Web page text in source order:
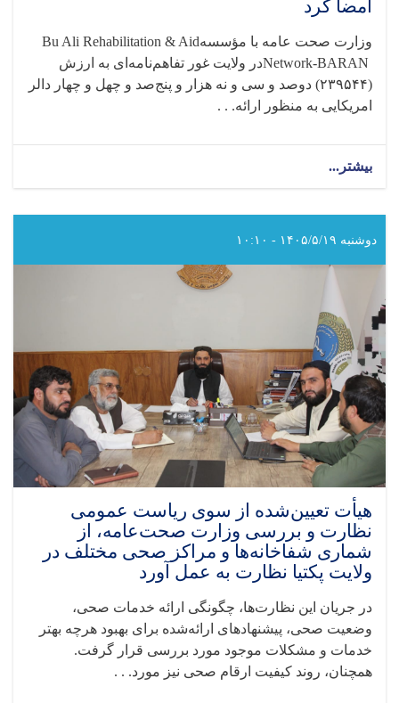
امضا کرد
وزارت صحت عامه با مؤسسهBu Ali Rehabilitation & Aid
Network-BARANدر ولایت غور تفاهم‌نامه‌ای به ارزش
(۲۳۹۵۴۴) دوصد و سی و نه هزار و پنج‌صد و چهل و چهار دالر
امریکایی به منظور ارائه. . .
بیشتر...
عامه
با
BARAN
ارائه
خدمات
تغذیه‌ای
در
غور
را
امضا
کرد
دوشنبه ۱۴۰۵/۵/۱۹ - ۱۰:۱۰
هیأت تعیین‌شده از سوی ریاست عمومی
نظارت و بررسی وزارت صحت‌عامه، از
شماری شفاخانه‌ها و مراکز صحی مختلف در
ولایت پکتیا نظارت به عمل آورد
در جریان این نظارت‌ها، چگونگی ارائه خدمات صحی،
وضعیت صحی، پیشنهادهای ارائه‌شده برای بهبود هرچه بهتر
خدمات و مشکلات موجود مورد بررسی قرار گرفت.
همچنان، روند کیفیت ارقام صحی نیز مورد. . .